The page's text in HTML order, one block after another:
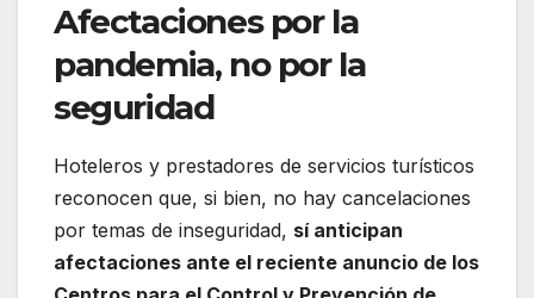
Afectaciones por la
pandemia, no por la
seguridad
Hoteleros y prestadores de servicios turísticos
reconocen que, si bien, no hay cancelaciones
por temas de inseguridad, sí anticipan
afectaciones ante el reciente anuncio de los